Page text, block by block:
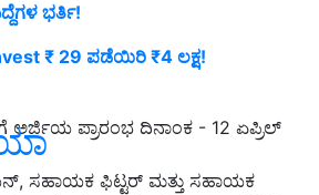
ಭರ್ತಿ!
₹ 29 ಪಡೆಯಿರಿ ₹4 ಲಕ್ಷ!
ಅರ್ಜಿಯ ಪ್ರಾರಂಭ ದಿನಾಂಕ - 12 ಏಪ್ರಿಲ್
ಸಹಾಯಕ ಫಿಟ್ಟರ್ ಮತ್ತು ಸಹಾಯಕ